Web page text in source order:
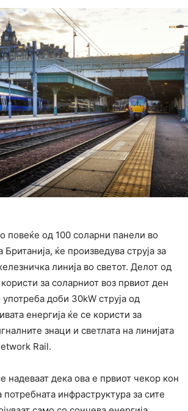
повеќе од 100 соларни панели во
ќе произведува струја за
линија во светот. Делот од
користи за соларниот воз првиот ден
доби 30kW струја од
енергија ќе се користи за
знаци и светлата на линијата
Rail.
надеваат дека ова е првиот чекор кон
инфраструктура за сите